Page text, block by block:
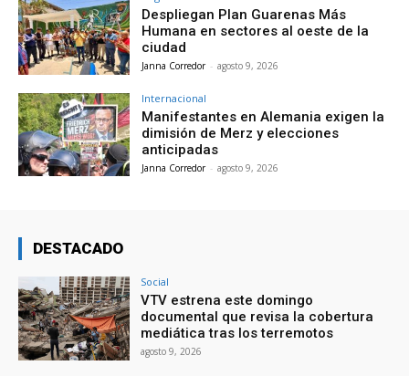
Despliegan Plan Guarenas Más
Humana en sectores al oeste de la
ciudad
Janna Corredor - agosto 9, 2026
Internacional
Manifestantes en Alemania exigen la
dimisión de Merz y elecciones
anticipadas
Janna Corredor - agosto 9, 2026
DESTACADO
Social
VTV estrena este domingo
documental que revisa la cobertura
mediática tras los terremotos
agosto 9, 2026